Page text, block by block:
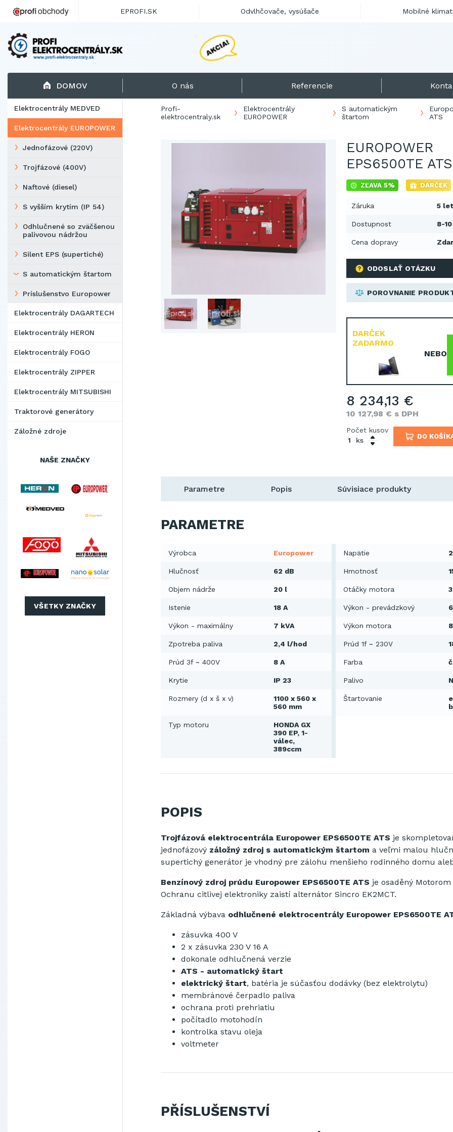
DOMOV O nás Referencie
Elektrocentrály MEDVED
Elektrocentrály EUROPOWER
Jednofázové (220V)
Trojfázové (400V)
Naftové (diesel)
S vyšším krytím (IP 54)
Odhlučnené so zväčšenou
palivovou nádržou
Silent EPS (supertiché)
S automatickým štartom
Príslušenstvo Europower
Elektrocentrály DAGARTECH
Elektrocentrály HERON
Elektrocentrály FOGO
Elektrocentrály ZIPPER
Elektrocentrály MITSUBISHI
Traktorové generátory
Záložné zdroje
NAŠE ZNAČKY
VŠETKY ZNAČKY
Profi-
elektrocentraly.sk
Elektrocentrály
EUROPOWER
S automatickým
štartom
ATS
EUROPOWER
EPS6500TE ATS
ZĽAVA 5% DARČEK
Záruka 5 let
Dostupnost 8-
Cena dopravy
ODOSLAŤ OTÁZKU
POROVNANIE
DARČEK
ZADARMO
NEBO
8 234,13 €
10 127,98 € s DPH
Počet kusov
ks
DO
Parametre Popis Súvisiace produkty
PARAMETRE
Výrobca Europower Napätie
Hlučnosť 62 dB Hmotnosť
Objem nádrže 20 l Otáčky motora
Istenie 18 A Výkon - prevádzkový
Výkon - maximálny 7 kVA Výkon motora
Zpotreba paliva 2,4 l/hod Prúd 1f ~ 230V
Prúd 3f ~ 400V 8 A Farba
Krytie IP 23 Palivo
Rozmery (d x š x v)
1100 x 560 x
560 mm
Štartovanie
Typ motoru
HONDA GX
390 EP, 1-
válec,
389ccm
POPIS
Trojfázová elektrocentrála Europower EPS6500TE ATS je
jednofázový záložný zdroj s automatickým štartom a veľmi malou
supertichý generátor je vhodný pre zálohu menšieho rodinného domu
Benzínový zdroj prúdu Europower EPS6500TE ATS je osaděný Motorom
Ochranu citlivej elektroniky zaistí alternátor Sincro EK2MCT.
Základná výbava odhlučnené elektrocentrály Europower EPS6500TE
zásuvka 400 V
2 x zásuvka 230 V 16 A
dokonale odhlučnená verzie
ATS - automatický štart
elektrický štart, batéria je súčasťou dodávky (bez elektrolytu)
membránové čerpadlo paliva
ochrana proti prehriatiu
počítadlo motohodín
kontrolka stavu oleja
voltmeter
PŘÍSLUŠENSTVÍ
EPROFI.SK Odvlhčovače, vysúšače Mobilné